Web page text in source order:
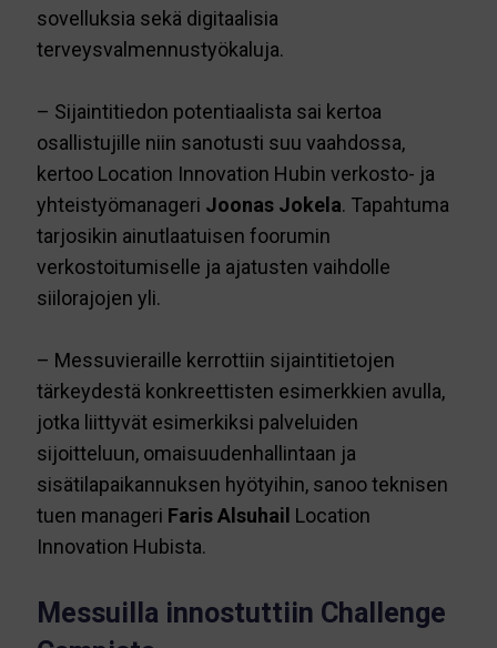
sovelluksia sekä digitaalisia
terveysvalmennustyökaluja.
– Sijaintitiedon potentiaalista sai kertoa
osallistujille niin sanotusti suu vaahdossa,
kertoo Location Innovation Hubin verkosto- ja
yhteistyömanageri Joonas Jokela. Tapahtuma
tarjosikin ainutlaatuisen foorumin
verkostoitumiselle ja ajatusten vaihdolle
siilorajojen yli.
– Messuvieraille kerrottiin sijaintitietojen
tärkeydestä konkreettisten esimerkkien avulla,
jotka liittyvät esimerkiksi palveluiden
sijoitteluun, omaisuudenhallintaan ja
sisätilapaikannuksen hyötyihin, sanoo teknisen
tuen manageri Faris Alsuhail Location
Innovation Hubista.
Messuilla innostuttiin Challenge